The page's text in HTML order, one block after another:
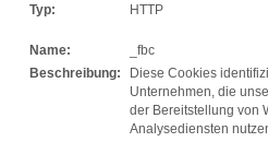
Typ:
HTTP
Name:
_fbc
Beschreibung:
Diese Cookies
Unternehmen, die
der Bereitstellung von
Analysediensten